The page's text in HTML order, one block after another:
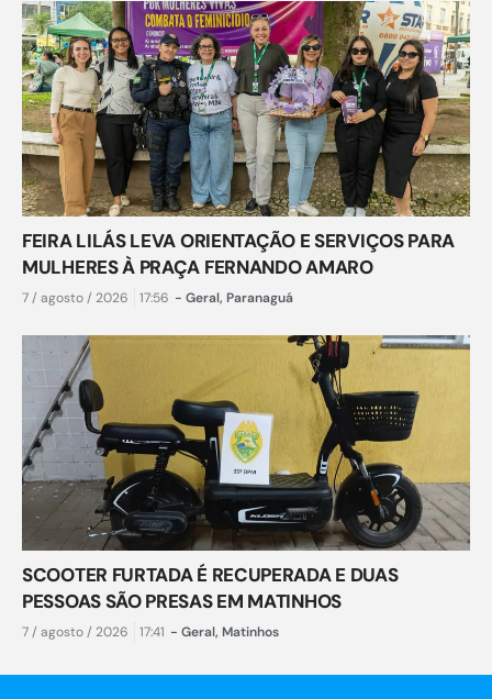
FEIRA LILÁS LEVA ORIENTAÇÃO E SERVIÇOS PARA
MULHERES À PRAÇA FERNANDO AMARO
7 / agosto / 2026 17:56 - Geral, Paranaguá
SCOOTER FURTADA É RECUPERADA E DUAS
PESSOAS SÃO PRESAS EM MATINHOS
7 / agosto / 2026 17:41 - Geral, Matinhos